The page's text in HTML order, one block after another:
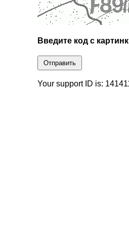
Введите код с
Отправить
Your support ID is: